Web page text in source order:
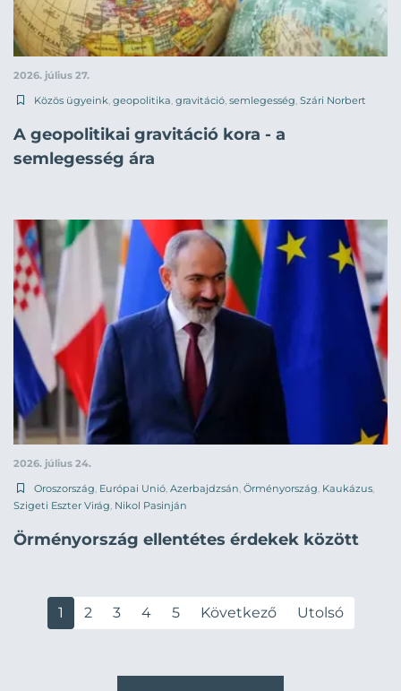
2026. július 27.
Közös ügyeink geopolitika gravitáció semlegesség Szári Norbert
A geopolitikai gravitáció kora - a
semlegesség ára
2026. július 24.
Oroszország, Európai Unió, Azerbajdzsán, Örményország, Kaukázus,
Szigeti Eszter Virág, Nikol Pasinján
Örményország ellentétes érdekek között
1 2 3 4 5 Következő Utolsó